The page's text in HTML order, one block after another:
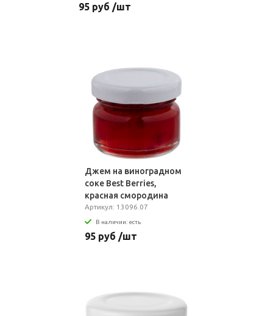
95 руб /шт
Джем на виноградном
соке Best Berries,
красная смородина
Артикул: 13096.07
В наличии: есть
95 руб /шт